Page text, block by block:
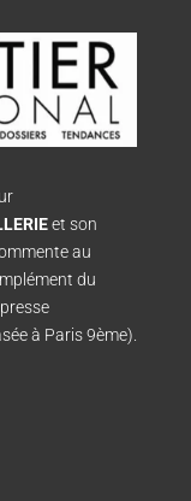
et son
au
du
à Paris 9ème).